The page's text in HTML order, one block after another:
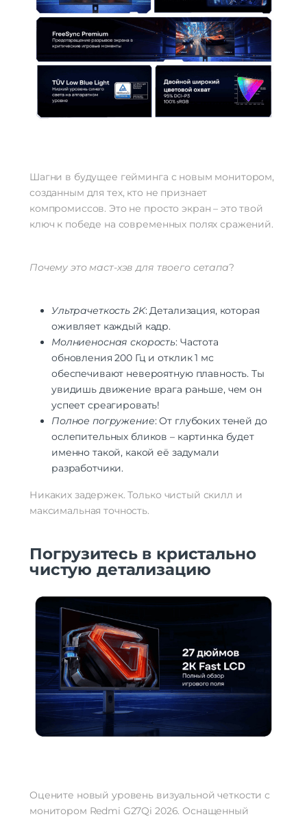
Шагни в будущее гейминга с новым монитором,
созданным для тех, кто не признает
компромиссов. Это не просто экран – это твой
ключ к победе на современных полях сражений.
Почему это маст-хэв для твоего сетапа?
Ультрачеткость 2K: Детализация, которая
оживляет каждый кадр.
Молниеносная скорость: Частота
обновления 200 Гц и отклик 1 мс
обеспечивают невероятную плавность. Ты
увидишь движение врага раньше, чем он
успеет среагировать!
Полное погружение: От глубоких теней до
ослепительных бликов – картинка будет
именно такой, какой её задумали
разработчики.
Никаких задержек. Только чистый скилл и
максимальная точность.
Погрузитесь в кристально
чистую детализацию
Оцените новый уровень визуальной четкости с
монитором Redmi G27Qi 2026. Оснащенный